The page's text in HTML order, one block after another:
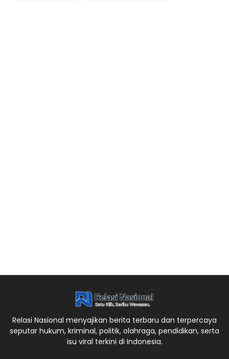
Relasi Nasional menyajikan berita terbaru dan terpercaya
seputar hukum, kriminal, politik, olahraga, pendidikan, serta
isu viral terkini di Indonesia.